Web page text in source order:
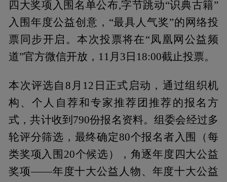
四大奖项入围名单公布,字节跳动“识典古籍”
入围年度公益创意，“最具人气奖”的网络投
票同步开启。本次投票将在“凤凰网公益频
道”官方微信开放，11月3日18:00截止投票。
本次评选自8月12日正式启动，通过组织机
构、个人自荐和专家推荐团推荐的报名方
式，共计收到790份报名资料。组委会经过多
轮评分筛选，最终确定80个报名者入围（每
类奖项入围20个候选），角逐年度四大公益
奖项——年度十大公益人物、年度十大公益